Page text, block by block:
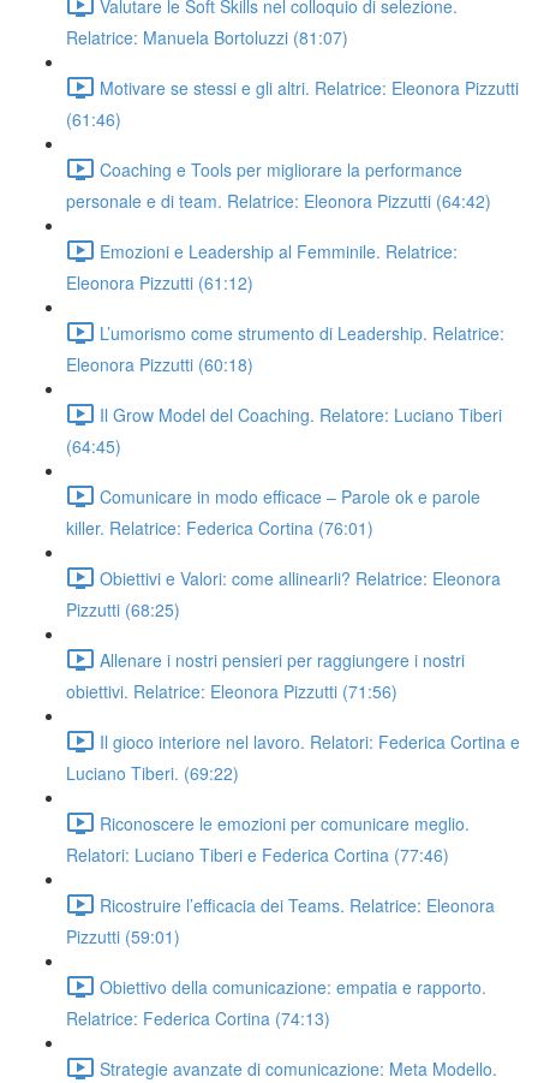
Valutare le Soft Skills nel colloquio di selezione.
Relatrice: Manuela Bortoluzzi (81:07)
Motivare se stessi e gli altri. Relatrice: Eleonora Pizzutti
(61:46)
Coaching e Tools per migliorare la performance
personale e di team. Relatrice: Eleonora Pizzutti (64:42)
Emozioni e Leadership al Femminile. Relatrice:
Eleonora Pizzutti (61:12)
L’umorismo come strumento di Leadership. Relatrice:
Eleonora Pizzutti (60:18)
Il Grow Model del Coaching. Relatore: Luciano Tiberi
(64:45)
Comunicare in modo efficace – Parole ok e parole
killer. Relatrice: Federica Cortina (76:01)
Obiettivi e Valori: come allinearli? Relatrice: Eleonora
Pizzutti (68:25)
Allenare i nostri pensieri per raggiungere i nostri
obiettivi. Relatrice: Eleonora Pizzutti (71:56)
Il gioco interiore nel lavoro. Relatori: Federica Cortina e
Luciano Tiberi. (69:22)
Riconoscere le emozioni per comunicare meglio.
Relatori: Luciano Tiberi e Federica Cortina (77:46)
Ricostruire l’efficacia dei Teams. Relatrice: Eleonora
Pizzutti (59:01)
Obiettivo della comunicazione: empatia e rapporto.
Relatrice: Federica Cortina (74:13)
Strategie avanzate di comunicazione: Meta Modello.